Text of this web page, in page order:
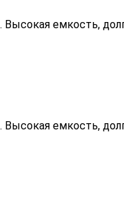
емкость,
емкость,